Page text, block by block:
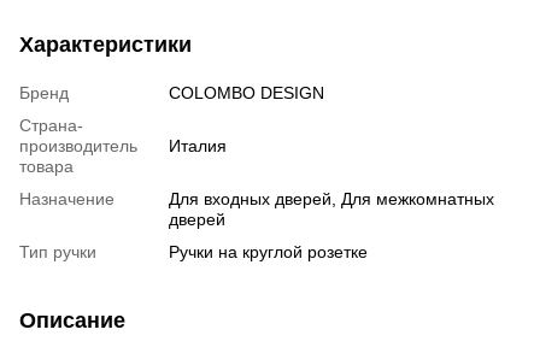
Характеристики
Бренд
COLOMBO DESIGN
Страна-
производитель
товара
Италия
Назначение
Для входных дверей, Для межкомнатных
дверей
Тип ручки
Ручки на круглой розетке
Описание